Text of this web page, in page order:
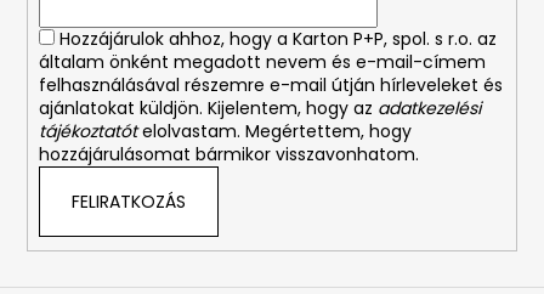
Hozzájárulok ahhoz, hogy a Karton P+P, spol. s r.o. az
általam önként megadott nevem és e-mail-címem
felhasználásával részemre e-mail útján hírleveleket és
ajánlatokat küldjön. Kijelentem, hogy az adatkezelési
tájékoztatótelolvastam. Megértettem, hogy
hozzájárulásomat bármikor visszavonhatom.
FELIRATKOZÁS